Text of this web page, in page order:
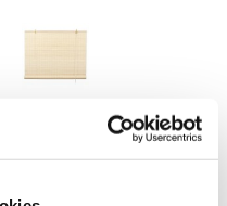
Bambusrollos: